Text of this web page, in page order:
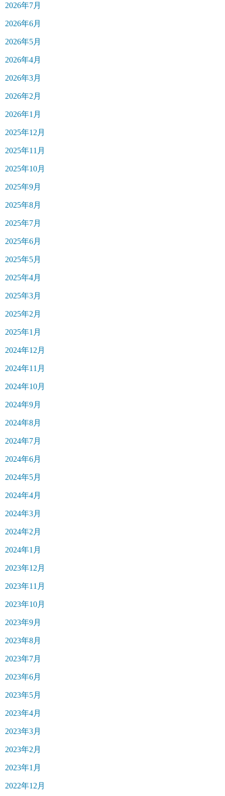
2026年7月
2026年6月
2026年5月
2026年4月
2026年3月
2026年2月
2026年1月
2025年12月
2025年11月
2025年10月
2025年9月
2025年8月
2025年7月
2025年6月
2025年5月
2025年4月
2025年3月
2025年2月
2025年1月
2024年12月
2024年11月
2024年10月
2024年9月
2024年8月
2024年7月
2024年6月
2024年5月
2024年4月
2024年3月
2024年2月
2024年1月
2023年12月
2023年11月
2023年10月
2023年9月
2023年8月
2023年7月
2023年6月
2023年5月
2023年4月
2023年3月
2023年2月
2023年1月
2022年12月